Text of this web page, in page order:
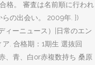
格。 審査は名前順に行われ
の出会い。 2009年. })
ーニュース）|日常のエン
. 合格期：1期生 選抜回
、青、白or赤複数持ち 桑原